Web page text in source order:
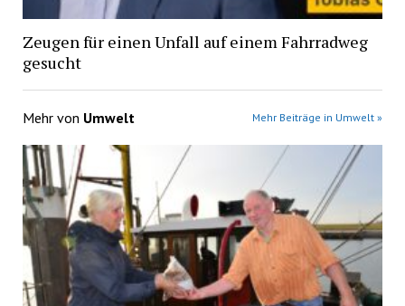
Zeugen für einen Unfall auf einem Fahrradweg
gesucht
Mehr von Umwelt Mehr Beiträge in Umwelt »